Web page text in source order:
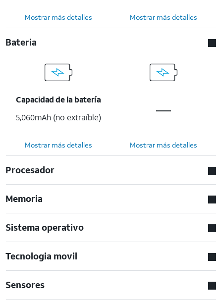
Mostrar más detalles Mostrar más detalles
Bateria
Capacidad de la batería
5,060mAh (no extraíble)
Mostrar más detalles Mostrar más detalles
Procesador
Memoria
Sistema operativo
Tecnologia movil
Sensores